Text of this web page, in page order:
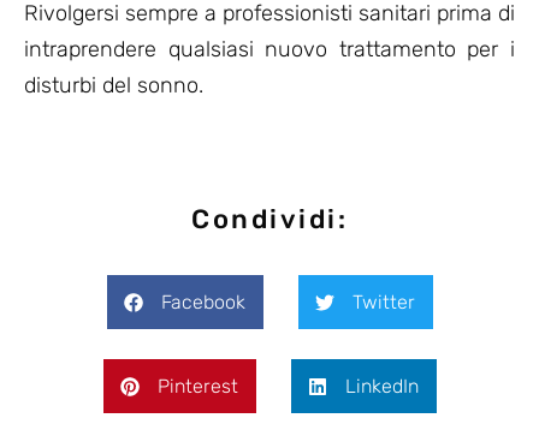
Rivolgersi sempre a professionisti sanitari prima di
intraprendere qualsiasi nuovo trattamento per i
disturbi del sonno.
Condividi:
Facebook Twitter
Pinterest LinkedIn